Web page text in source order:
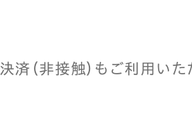
済（⾮接触）もご利⽤いた